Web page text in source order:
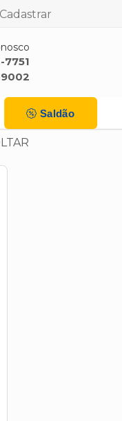
Cadastrar
7751
9002
Saldão